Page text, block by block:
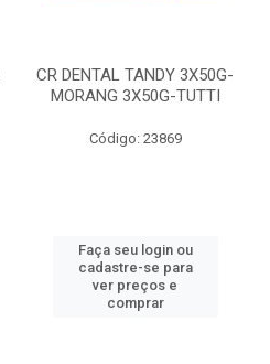
CR DENTAL TANDY 3X50G-
MORANG 3X50G-TUTTI
Código: 23869
Faça seu login ou
cadastre-se para
ver preços e
comprar